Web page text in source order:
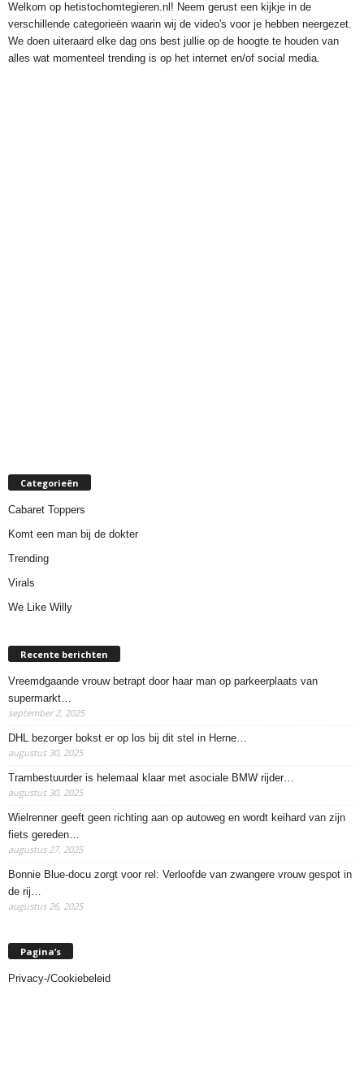
Welkom op hetistochomtegieren.nl! Neem gerust een kijkje in de
verschillende categorieën waarin wij de video's voor je hebben neergezet.
We doen uiteraard elke dag ons best jullie op de hoogte te houden van
alles wat momenteel trending is op het internet en/of social media.
Categorieën
Cabaret Toppers
Komt een man bij de dokter
Trending
Virals
We Like Willy
Recente berichten
Vreemdgaande vrouw betrapt door haar man op parkeerplaats van
supermarkt…
september 2, 2025
DHL bezorger bokst er op los bij dit stel in Herne…
augustus 30, 2025
Trambestuurder is helemaal klaar met asociale BMW rijder…
augustus 30, 2025
Wielrenner geeft geen richting aan op autoweg en wordt keihard van zijn
fiets gereden…
augustus 27, 2025
Bonnie Blue-docu zorgt voor rel: Verloofde van zwangere vrouw gespot in
de rij…
augustus 26, 2025
Pagina’s
Privacy-/Cookiebeleid